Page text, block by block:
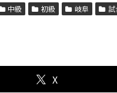
中級 初級 岐阜 試
X